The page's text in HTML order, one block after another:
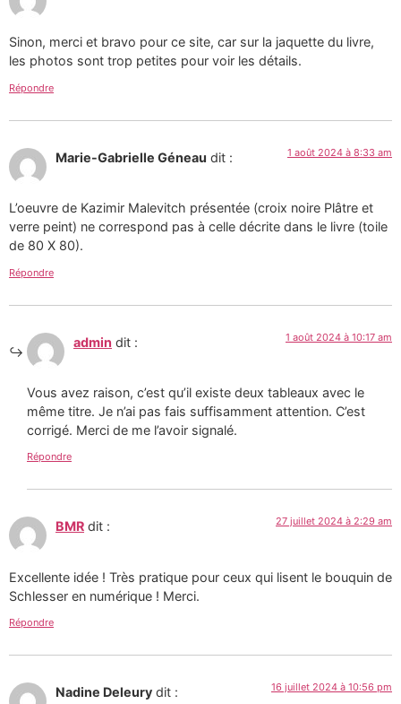
Sinon, merci et bravo pour ce site, car sur la jaquette du livre,
les photos sont trop petites pour voir les détails.
Répondre
Marie-Gabrielle Géneau dit : 1 août 2024 à 8:33 am
L’oeuvre de Kazimir Malevitch présentée (croix noire Plâtre et
verre peint) ne correspond pas à celle décrite dans le livre (toile
de 80 X 80).
Répondre
admin dit : 1 août 2024 à 10:17 am
Vous avez raison, c’est qu’il existe deux tableaux avec le
même titre. Je n’ai pas fais suffisamment attention. C’est
corrigé. Merci de me l’avoir signalé.
Répondre
BMR dit : 27 juillet 2024 à 2:29 am
Excellente idée ! Très pratique pour ceux qui lisent le bouquin de
Schlesser en numérique ! Merci.
Répondre
Nadine Deleury dit : 16 juillet 2024 à 10:56 pm